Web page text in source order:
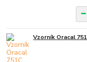
Vzorník Oracal